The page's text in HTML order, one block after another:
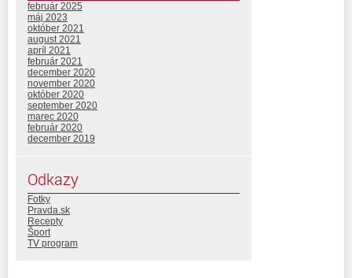
február 2025
máj 2023
október 2021
august 2021
apríl 2021
február 2021
december 2020
november 2020
október 2020
september 2020
marec 2020
február 2020
december 2019
Odkazy
Fotky
Pravda.sk
Recepty
Šport
TV program